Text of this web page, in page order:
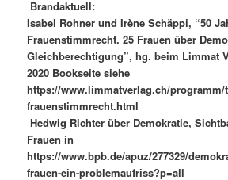
Brandaktuell:
Isabel Rohner und Irène Schäppi, “50
Frauenstimmrecht. 25 Frauen über
Gleichberechtigung”, hg. beim Limmat
2020 Bookseite siehe
https://www.limmatverlag.ch/programm/
frauenstimmrecht.html
Hedwig Richter über Demokratie,
Frauen in
https://www.bpb.de/apuz/277329/
frauen-ein-problemaufriss?p=all